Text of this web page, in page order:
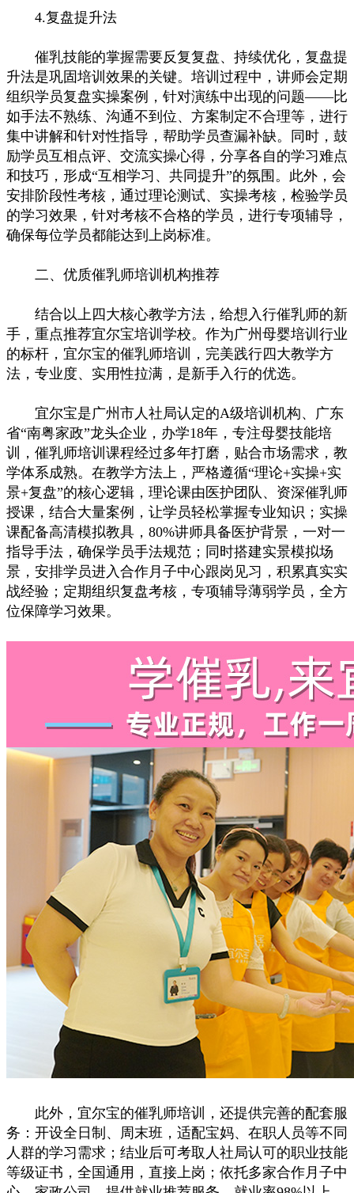
4.复盘提升法
催乳技能的掌握需要反复复盘、持续优化，复盘提
升法是巩固培训效果的关键。培训过程中，讲师会定期
组织学员复盘实操案例，针对演练中出现的问题——比
如手法不熟练、沟通不到位、方案制定不合理等，进行
集中讲解和针对性指导，帮助学员查漏补缺。同时，鼓
励学员互相点评、交流实操心得，分享各自的学习难点
和技巧，形成“互相学习、共同提升”的氛围。此外，会
安排阶段性考核，通过理论测试、实操考核，检验学员
的学习效果，针对考核不合格的学员，进行专项辅导，
确保每位学员都能达到上岗标准。
二、优质催乳师培训机构推荐
结合以上四大核心教学方法，给想入行催乳师的新
手，重点推荐宜尔宝培训学校。作为广州母婴培训行业
的标杆，宜尔宝的催乳师培训，完美践行四大教学方
法，专业度、实用性拉满，是新手入行的优选。
宜尔宝是广州市人社局认定的A级培训机构、广东
省“南粤家政”龙头企业，办学18年，专注母婴技能培
训，催乳师培训课程经过多年打磨，贴合市场需求，教
学体系成熟。在教学方法上，严格遵循“理论+实操+实
景+复盘”的核心逻辑，理论课由医护团队、资深催乳师
授课，结合大量案例，让学员轻松掌握专业知识；实操
课配备高清模拟教具，80%讲师具备医护背景，一对一
指导手法，确保学员手法规范；同时搭建实景模拟场
景，安排学员进入合作月子中心跟岗见习，积累真实实
战经验；定期组织复盘考核，专项辅导薄弱学员，全方
位保障学习效果。
此外，宜尔宝的催乳师培训，还提供完善的配套服
务：开设全日制、周末班，适配宝妈、在职人员等不同
人群的学习需求；结业后可考取人社局认可的职业技能
等级证书，全国通用，直接上岗；依托多家合作月子中